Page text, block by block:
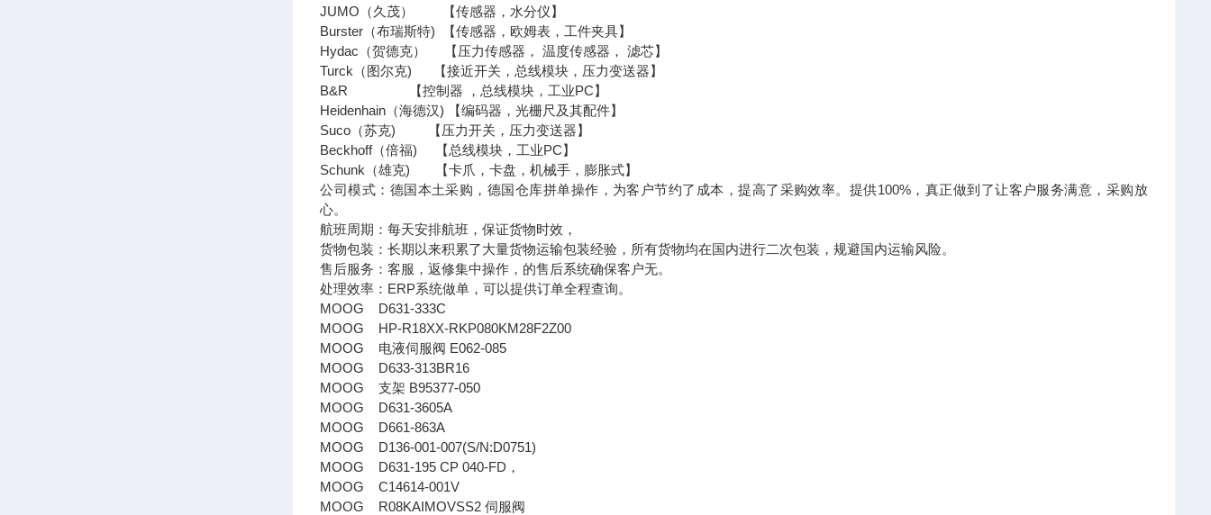
JUMO（久茂） 【传感器，水分仪】
Burster（布瑞斯特) 【传感器，欧姆表，工件夹具】
Hydac（贺德克） 【压力传感器， 温度传感器， 滤芯】
Turck（图尔克) 【接近开关，总线模块，压力变送器】
B&R 【控制器 ，总线模块，工业PC】
Heidenhain（海德汉) 【编码器，光栅尺及其配件】
Suco（苏克) 【压力开关，压力变送器】
Beckhoff（倍福) 【总线模块，工业PC】
Schunk（雄克) 【卡爪，卡盘，机械手，膨胀式】
公司模式：德国本土采购，德国仓库拼单操作，为客户节约了成本，提高了采购效率。提供100%，真正做到了让客户服务满意，采购放
心。
航班周期：每天安排航班，保证货物时效，
货物包装：长期以来积累了大量货物运输包装经验，所有货物均在国内进行二次包装，规避国内运输风险。
售后服务：客服，返修集中操作，的售后系统确保客户无。
处理效率：ERP系统做单，可以提供订单全程查询。
MOOG D631-333C
MOOG HP-R18XX-RKP080KM28F2Z00
MOOG 电液伺服阀 E062-085
MOOG D633-313BR16
MOOG 支架 B95377-050
MOOG D631-3605A
MOOG D661-863A
MOOG D136-001-007(S/N:D0751)
MOOG D631-195 CP 040-FD，
MOOG C14614-001V
MOOG R08KAIMOVSS2 伺服阀